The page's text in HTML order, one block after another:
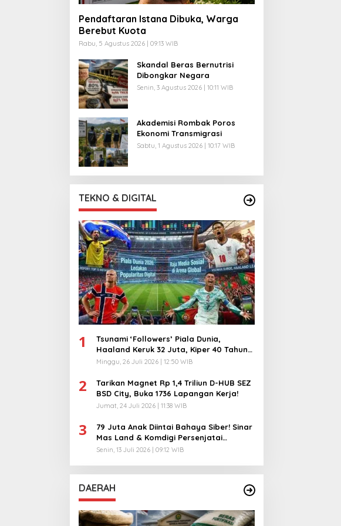
Pendaftaran Istana Dibuka, Warga
Berebut Kuota
Rabu, 5 Agustus 2026 | 09:13 WIB
Skandal Beras Bernutrisi
Dibongkar Negara
Senin, 3 Agustus 2026 | 10:11 WIB
Akademisi Rombak Poros
Ekonomi Transmigrasi
Sabtu, 1 Agustus 2026 | 10:17 WIB
TEKNO & DIGITAL
1
Tsunami ‘Followers’ Piala Dunia,
Haaland Keruk 32 Juta, Kiper 40 Tahun
Bikin Geger!
Minggu, 26 Juli 2026 | 12:50 WIB
2
Tarikan Magnet Rp 1,4 Triliun D-HUB SEZ
BSD City, Buka 1736 Lapangan Kerja!
Jumat, 24 Juli 2026 | 11:38 WIB
3
79 Juta Anak Diintai Bahaya Siber! Sinar
Mas Land & Komdigi Persenjatai
Ratusan Guru!
Senin, 13 Juli 2026 | 09:12 WIB
DAERAH